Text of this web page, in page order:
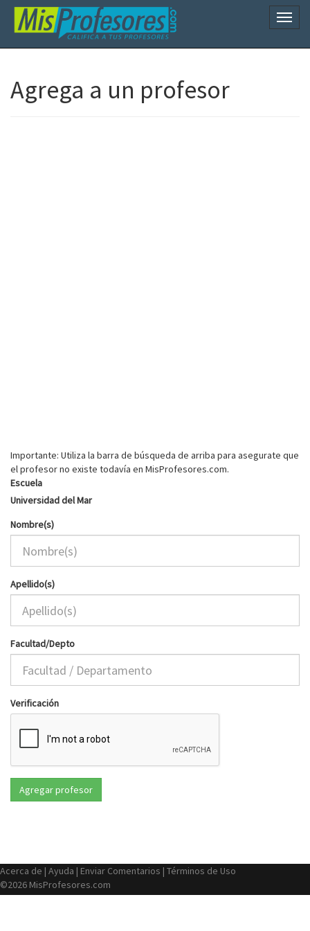
Agrega a un profesor
Importante: Utiliza la barra de búsqueda de arriba para asegurate que
el profesor no existe todavía en MisProfesores.com.
Escuela
Universidad del Mar
Nombre(s)
Apellido(s)
Facultad/Depto
Verificación
Acerca de | Ayuda | Enviar Comentarios | Términos de Uso
©2026 MisProfesores.com